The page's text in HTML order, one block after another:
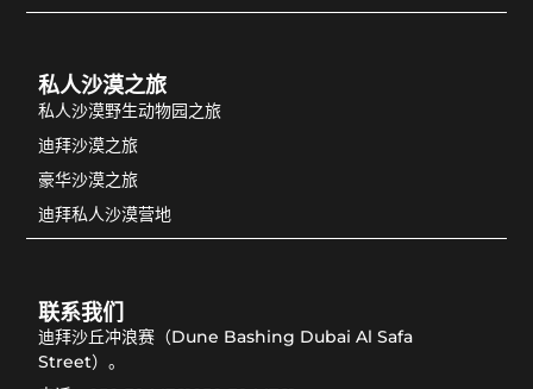
私人沙漠之旅
私人沙漠野生动物园之旅
迪拜沙漠之旅
豪华沙漠之旅
迪拜私人沙漠营地
联系我们
迪拜沙丘冲浪赛（Dune Bashing Dubai Al Safa
Street）。